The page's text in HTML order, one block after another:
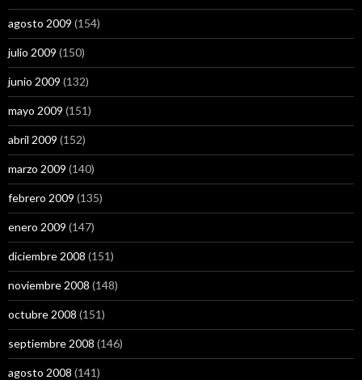
agosto 2009 (154)
julio 2009 (150)
junio 2009 (132)
mayo 2009 (151)
abril 2009 (152)
marzo 2009 (140)
febrero 2009 (135)
enero 2009 (147)
diciembre 2008 (151)
noviembre 2008 (148)
octubre 2008 (151)
septiembre 2008 (146)
agosto 2008 (141)